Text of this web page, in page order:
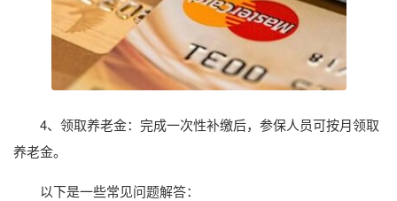
4、领取养老金：完成一次性补缴后，参保人员可按月领取
养老金。
以下是一些常见问题解答：